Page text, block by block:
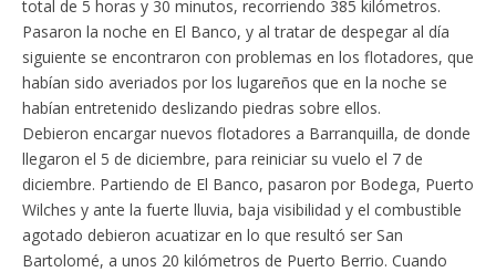
total de 5 horas y 30 minutos, recorriendo 385 kilómetros.
Pasaron la noche en El Banco, y al tratar de despegar al día
siguiente se encontraron con problemas en los flotadores, que
habían sido averiados por los lugareños que en la noche se
habían entretenido deslizando piedras sobre ellos.
Debieron encargar nuevos flotadores a Barranquilla, de donde
llegaron el 5 de diciembre, para reiniciar su vuelo el 7 de
diciembre. Partiendo de El Banco, pasaron por Bodega, Puerto
Wilches y ante la fuerte lluvia, baja visibilidad y el combustible
agotado debieron acuatizar en lo que resultó ser San
Bartolomé, a unos 20 kilómetros de Puerto Berrio. Cuando